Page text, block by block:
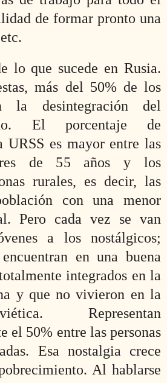
de formar pronto una
etc.
lo que sucede en Rusia.
más del 50% de los
la desintegración del
El porcentaje de
URSS es mayor entre las
de 55 años y los
rurales, es decir, las
con una menor
Pero cada vez se van
a los nostálgicos;
en una buena
integrados en la
y que no vivieron en la
Representan
el 50% entre las personas
Esa nostalgia crece
Al hablarse